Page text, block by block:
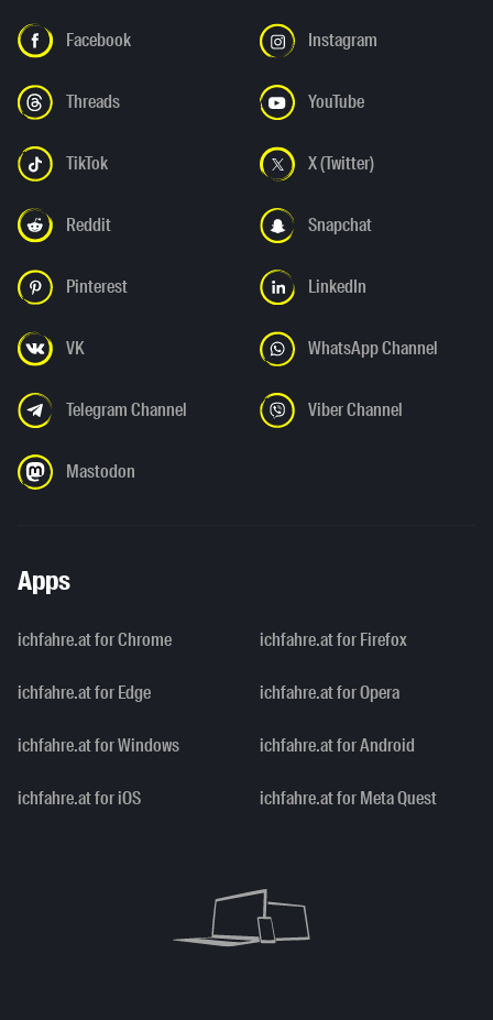
Facebook Instagram
Threads YouTube
TikTok X (Twitter)
Reddit Snapchat
Pinterest LinkedIn
VK WhatsApp Channel
Telegram Channel Viber Channel
Mastodon
Apps
ichfahre.at for Chrome ichfahre.at for Firefox
ichfahre.at for Edge ichfahre.at for Opera
ichfahre.at for Windows ichfahre.at for Android
ichfahre.at for iOS ichfahre.at for Meta Quest